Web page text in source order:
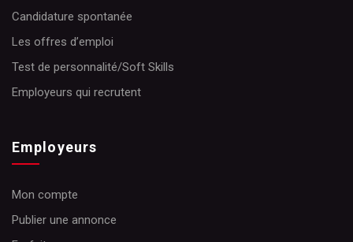
Candidature spontanée
Les offres d’emploi
Test de personnalité/Soft Skills
Employeurs qui recrutent
Employeurs
Mon compte
Publier une annonce